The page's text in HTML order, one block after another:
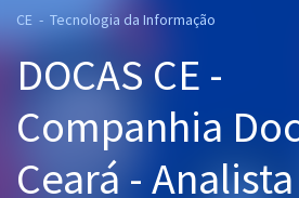
Cursos 20% OFF
Pós
Graduação
CE - Tecnologia da Informação
DOCAS CE -
Companhia
Ceará -